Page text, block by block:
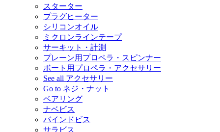
スターター
プラグヒーター
シリコンオイル
ミクロンラインテープ
サーキット・計測
プレーン用プロペラ・スピンナー
ボート用プロペラ・アクセサリー
See all アクセサリー
Go to ネジ・ナット
ベアリング
ナベビス
バインドビス
サラビス